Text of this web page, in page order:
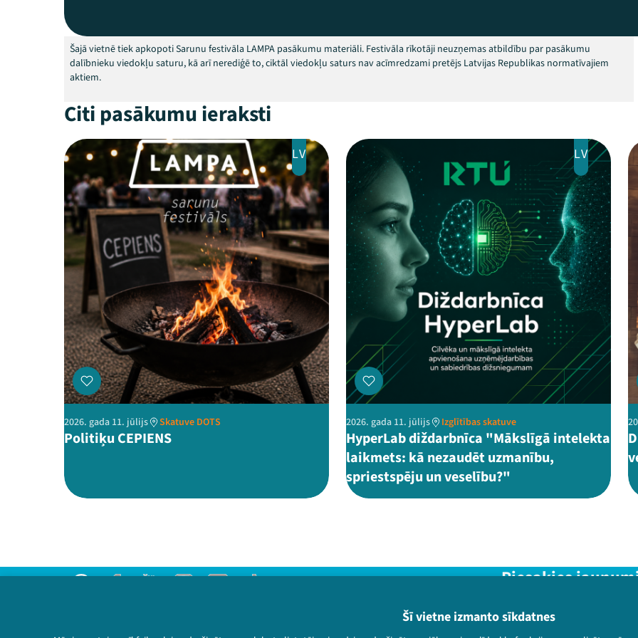
Šī vietne izmanto sīkdatnes
Šajā vietnē tiek apkopoti Sarunu festivāla LAMPA pasākumu materiāli. Festivāla rīkotāji neuzņemas atbildību par pasākumu
dalībnieku viedokļu saturu, kā arī nerediģē to, ciktāl viedokļu saturs nav acīmredzami pretējs Latvijas Republikas normatīvajiem
aktiem.
Citi pasākumu ieraksti
LV
2026. gada 11. jūlijs Skatuve DOTS
Politiķu CEPIENS
LV
2026. gada 11. jūlijs Izglītības skatuve
HyperLab diždarbnīca "Mākslīgā intelekta
laikmets: kā nezaudēt uzmanību,
spriestspēju un veselību?"
Privātuma politika
Piesakies
Nepalaid garām aktuālāko